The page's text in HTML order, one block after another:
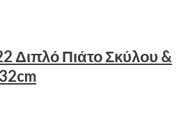
Διπλό Πιάτο Σκύλου &